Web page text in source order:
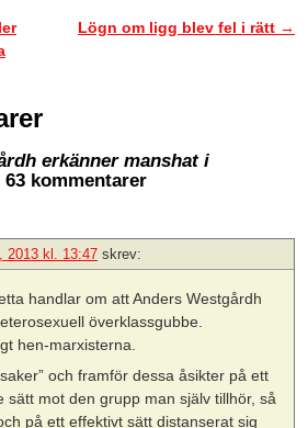
Lögn om ligg blev fel i rätt →
erkänner manshat i
kommentarer
2013 kl. 13:47 skrev:
handlar om att Anders Westgårdh
överklassgubbe.
hen-marxisterna.
och framför dessa åsikter på ett
sätt mot den grupp man själv tillhör, så
på ett effektivt sätt distanserat sig